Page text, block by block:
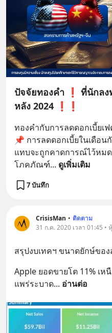
ปัจจัยทองคำ ❗ ที่นักล
หลัง 2024 ❗❗
ทองคำกับการลดดอกเบี้ยเฟ
📌 การลดดอกเบี้ยในเดือ
แทบจะถูกคาดการณ์ไว้หม
โภคภัณฑ์... ดูเพิ่มเติม
7 บันทึก
CrisisMan • ติดตาม
31 ก.ค. 2020 เวลา 01:45 •
สรุปงบเทคฯ ขนาดยักษ์ของ
Apple ยอดขายโต 11% เ
แพร่ระบาด... อ่านต่อ